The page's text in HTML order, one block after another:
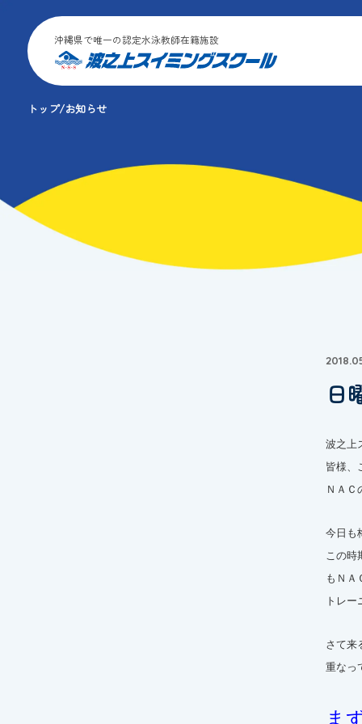
沖縄県で唯一の認定水泳教師在籍施設
トップ お知らせ
日
波之上
皆様、
ＮＡＣ
今日も
この時
もＮＡ
トレ
さて来
重なっ
ま